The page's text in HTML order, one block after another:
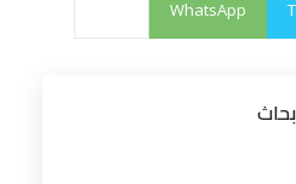
WhatsApp